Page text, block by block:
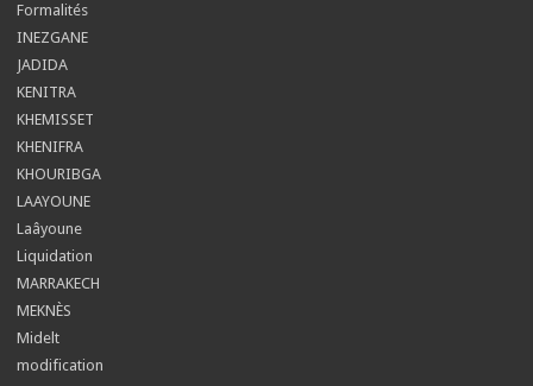
Formalités
INEZGANE
JADIDA
KENITRA
KHEMISSET
KHENIFRA
KHOURIBGA
LAAYOUNE
Laâyoune
Liquidation
MARRAKECH
MEKNÈS
Midelt
modification